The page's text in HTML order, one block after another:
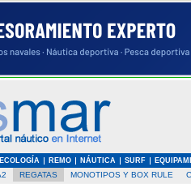
REMO NÁUTICA SURF
REGATAS MONOTIPOS Y BOX RULE